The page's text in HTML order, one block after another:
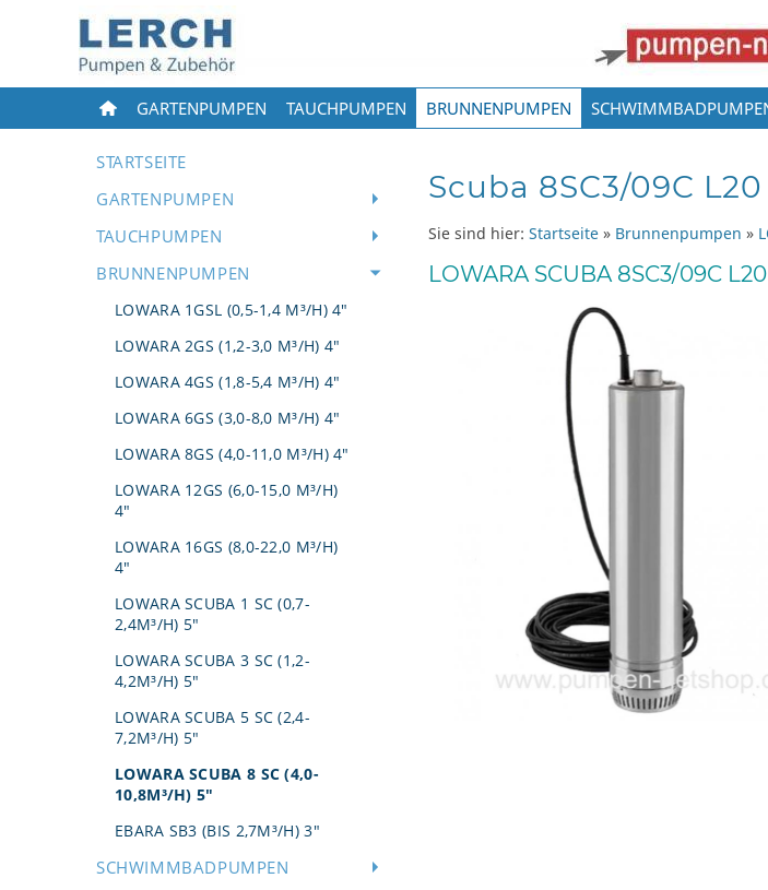
GARTENPUMPEN TAUCHPUMPEN BRUNNENPUMPEN
STARTSEITE
GARTENPUMPEN
TAUCHPUMPEN
BRUNNENPUMPEN
LOWARA 1GSL (0,5-1,4 M³/H) 4"
LOWARA 2GS (1,2-3,0 M³/H) 4"
LOWARA 4GS (1,8-5,4 M³/H) 4"
LOWARA 6GS (3,0-8,0 M³/H) 4"
LOWARA 8GS (4,0-11,0 M³/H) 4"
LOWARA 12GS (6,0-15,0 M³/H)
4"
LOWARA 16GS (8,0-22,0 M³/H)
4"
LOWARA SCUBA 1 SC (0,7-
2,4M³/H) 5"
LOWARA SCUBA 3 SC (1,2-
4,2M³/H) 5"
LOWARA SCUBA 5 SC (2,4-
7,2M³/H) 5"
LOWARA SCUBA 8 SC (4,0-
10,8M³/H) 5"
EBARA SB3 (BIS 2,7M³/H) 3"
SCHWIMMBADPUMPEN
Scuba 8SC3/09C L20
Sie sind hier: Startseite » Brunnenpumpen »
LOWARA SCUBA 8SC3/09C